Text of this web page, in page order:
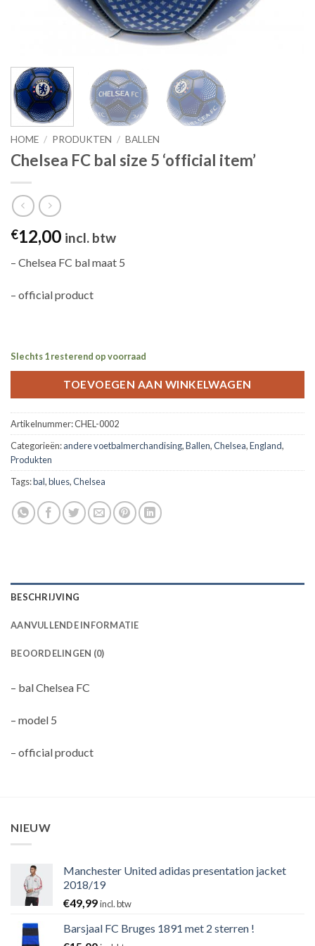
HOME / PRODUKTEN / BALLEN
Chelsea FC bal size 5 ‘official item’
€12,00 incl. btw
– Chelsea FC bal maat 5
– official product
Slechts 1 resterend op voorraad
TOEVOEGEN AAN WINKELWAGEN
Artikelnummer:CHEL-0002
Categorieën:andere voetbalmerchandising,Ballen,Chelsea,England,
Produkten
Tags:bal,blues,Chelsea
BESCHRIJVING
AANVULLENDE INFORMATIE
BEOORDELINGEN (0)
– bal Chelsea FC
– model 5
– official product
NIEUW
Manchester United adidas presentation jacket
2018/19
€49,99incl. btw
Barsjaal FC Bruges 1891 met 2 sterren !